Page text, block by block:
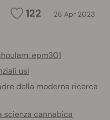
122 26 Apr 2023
epm301
usi
della moderna ricerca
scienza cannabica